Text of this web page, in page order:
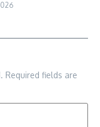
Required fields are